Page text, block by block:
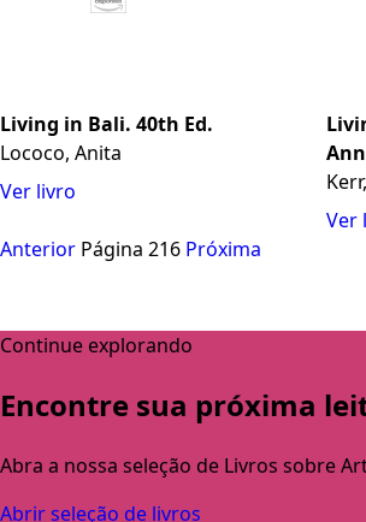
Living in Bali. 40th Ed.
Lococo, Anita
Ver livro
Ver
Anterior Página 216 Próxima
Continue explorando
Encontre sua próxima
Abra a nossa seleção de Livros sobre
Abrir seleção de livros